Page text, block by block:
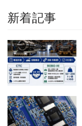
新着記事